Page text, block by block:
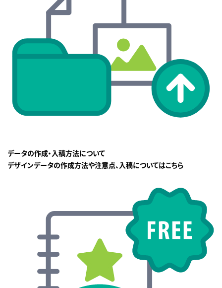
データの作成・入稿方法について
デザインデータの作成方法や注意点、入稿についてはこちら